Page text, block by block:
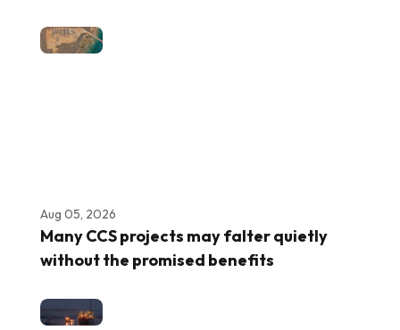
Aug 05, 2026
Many CCS projects may falter quietly
without the promised benefits